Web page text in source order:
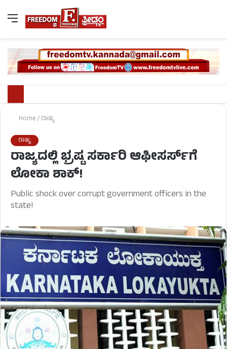
Home/ರಾಜ್ಯ
ರಾಜ್ಯ
ರಾಜ್ಯದಲ್ಲಿ ಭ್ರಷ್ಟ ಸರ್ಕಾರಿ ಆಫೀಸರ್ಸ್​ಗೆ
ಲೋಕಾ ಶಾಕ್​!
Public shock over corrupt government officers in the
state!